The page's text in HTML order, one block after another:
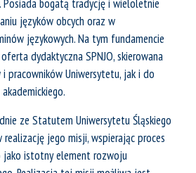
Posiada bogatą tradycję i wieloletnie
języków obcych oraz w
językowych. Na tym fundamencie
dydaktyczna SPNJO, skierowana
pracowników Uniwersytetu, jak i do
ze Statutem Uniwersytetu Śląskiego
jego misji, wspierając proces
jako istotny element rozwoju